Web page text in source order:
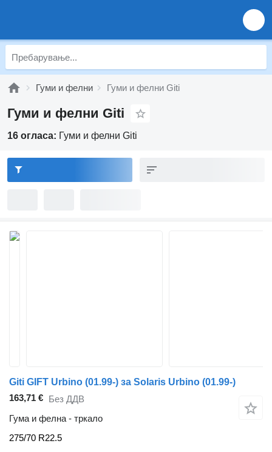
Гуми и фелни Гуми и фелни Giti
Гуми и фелни Giti
16 огласа: Гуми и фелни Giti
Giti GIFT Urbino (01.99-) за Solaris Urbino (01.99-)
163,71 € Без ДДВ
Гума и фелна - тркало
275/70 R22.5